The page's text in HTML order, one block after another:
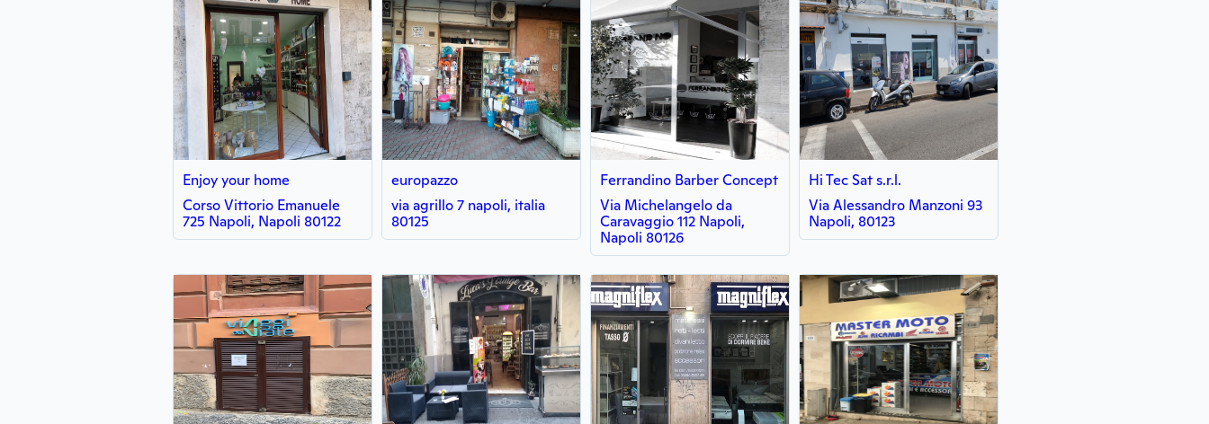
Enjoy your home
Corso Vittorio Emanuele
725 Napoli, Napoli 80122
europazzo
via agrillo 7 napoli, italia
80125
Ferrandino Barber Concept
Via Michelangelo da
Caravaggio 112 Napoli,
Napoli 80126
Hi Tec Sat s.r.l.
Via Alessandro Manzoni 93
Napoli, 80123